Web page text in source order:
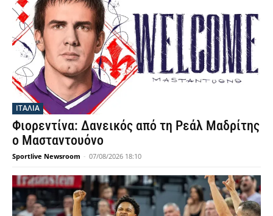
ΙΤΑΛΙΑ
Φιορεντίνα: Δανεικός από τη Ρεάλ Μαδρίτης
ο Μασταντουόνο
Sportlive Newsroom - 07/08/2026 18:10